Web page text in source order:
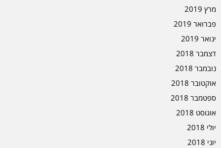
מרץ 2019
פברואר 2019
ינואר 2019
דצמבר 2018
נובמבר 2018
אוקטובר 2018
ספטמבר 2018
אוגוסט 2018
יולי 2018
יוני 2018